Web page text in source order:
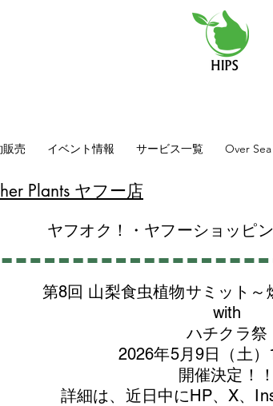
販売 イベント情報 サービス一覧 Over
Plants ヤフー店
ヤフオク！・ヤフーショッピ
第8回 山梨食虫植物サミット～
with
​ハチクラ祭
2026年5月9日（土
​開催決定！！
詳細は、近日中にHP、X、